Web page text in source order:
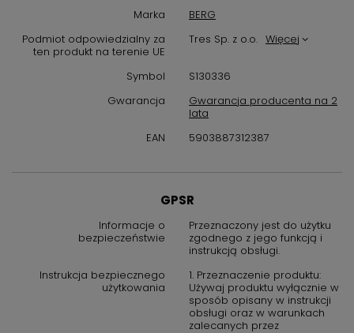
wiele lat. Solidne materiały i precyzyjne wykonanie to
gwarancja niezawodności i komfortu użytkowania.
Funkcjonalność i uniwersalne
zastosowanie
sprostać codziennym wyzwaniom kuchennym. Obrotowa
płynna regulacja strumienia wody pozwala na precyzyjne
doskonale zarówno w małych, jak i dużych kuchniach,
zapewniając wygodę i efektywność pracy przy zlewie.
Łatwy montaż i konserwacja
Montażbaterii kuchennej BERG SLIM CHROM jest szybki i
prosty dzięki standardowym przyłączeniom oraz czytelnej
instrukcji dołączonej do zestawu. Gładka powierzchnia ułatwia
utrzymanie czystości – wystarczy przetrzeć ją miękką
Marka
BERG
Podmiot odpowiedzialny za
ten produkt na terenie UE
Tres Sp. z o.o. Więcej
Symbol
S130336
Gwarancja
Gwarancja producenta na 2
lata
EAN
5903887312387
GPSR
Informacje o
bezpieczeństwie
Przeznaczony jest do użytku
zgodnego z jego funkcją i
instrukcją obsługi.
Instrukcja bezpiecznego
użytkowania
1. Przeznaczenie produktu:
Używaj produktu wyłącznie w
sposób opisany w instrukcji
obsługi oraz w warunkach
zalecanych przez